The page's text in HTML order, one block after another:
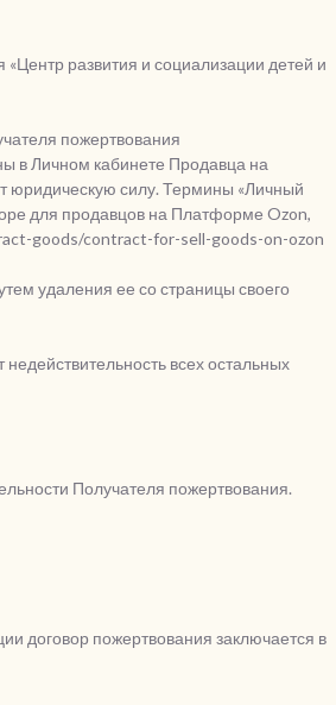
развития и социализации детей и
пожертвования
в Личном кабинете Продавца на
юридическую силу. Термины «Личный
для продавцов на Платформе Ozon,
goods/contract-for-sell-goods-on-ozon
удаления ее со страницы своего
всех остальных
Получателя пожертвования.
договор пожертвования заключается в